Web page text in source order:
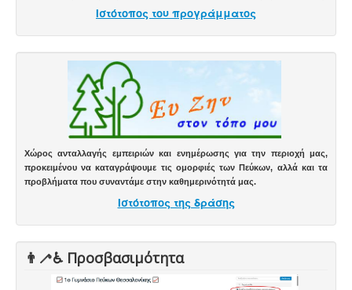
Ιστότοπος του προγράμματος
Χώρος ανταλλαγής εμπειριών και ενημέρωσης για την περιοχή μας,
προκειμένου να καταγράψουμε τις ομορφιές των Πεύκων, αλλά και τα
προβλήματα που συναντάμε στην καθημερινότητά μας.
Ιστότοπος της δράσης
👨‍🦯♿️ Προσβασιμότητα